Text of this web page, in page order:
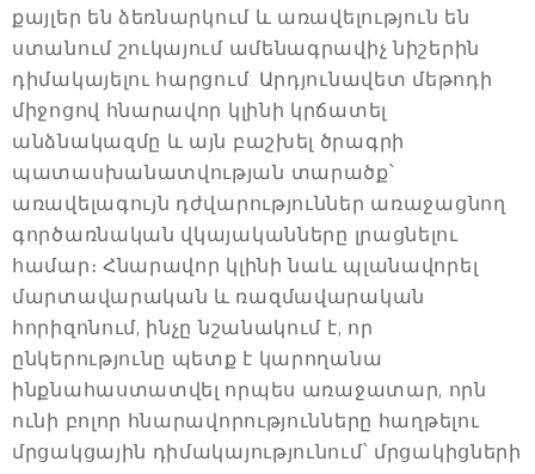
քայլեր են ձեռնարկում և առավելություն են
ստանում շուկայում ամենագրավիչ նիշերին
դիմակայելու հարցում: Արդյունավետ մեթոդի
միջոցով հնարավոր կլինի կրճատել
անձնակազմը և այն բաշխել ծրագրի
պատասխանատվության տարածք՝
առավելագույն դժվարություններ առաջացնող
գործառնական վկայականները լրացնելու
համար։ Հնարավոր կլինի նաև պլանավորել
մարտավարական և ռազմավարական
հորիզոնում, ինչը նշանակում է, որ
ընկերությունը պետք է կարողանա
ինքնահաստատվել որպես առաջատար, որն
ունի բոլոր հնարավորությունները հաղթելու
մրցակցային դիմակայությունում՝ մրցակիցների